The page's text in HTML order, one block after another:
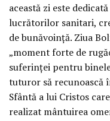
această zi este
lucrătorilor sanitari,
de bunăvoinţă. Ziua
„moment forte de
suferinţei pentru
tuturor să recunoască
Sfântă a lui Cristos
realizat mântuirea